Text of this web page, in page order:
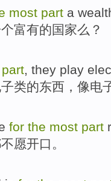
most part a
富有的国家么 ？
part, they play
类的东西，像电
for the most part
不愿开口 。